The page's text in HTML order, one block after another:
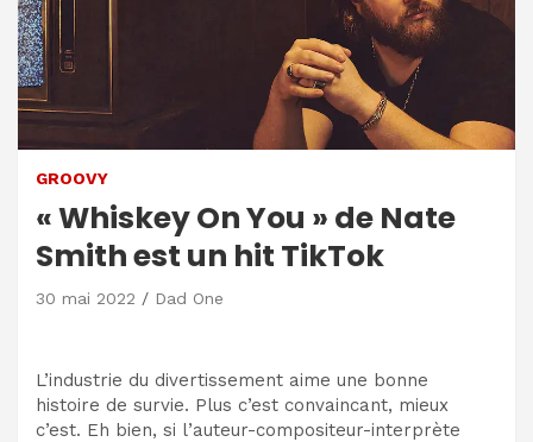
GROOVY
« Whiskey On You » de Nate
Smith est un hit TikTok
30 mai 2022 Dad One
L’industrie du divertissement aime une bonne
histoire de survie. Plus c’est convaincant, mieux
c’est. Eh bien, si l’auteur-compositeur-interprète